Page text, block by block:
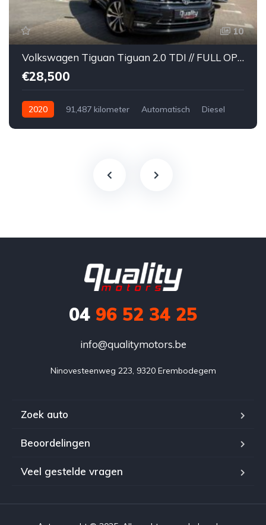
10
Volkswagen Tiguan Tiguan 2.0 TDI // FULL OPTION // R-Line // DSG // PANORAMISCH DAK // KEY-LESS // LEDER // DYNAUDIO // 360° //
€28,500
2020 91,487 kilometer Automatisch
Diesel
04 96 52 34 25
info@qualitymotors.be
Ninovesteenweg 223, 9320 Erembodegem
Zoek auto
Beoordelingen
Veel gestelde vragen